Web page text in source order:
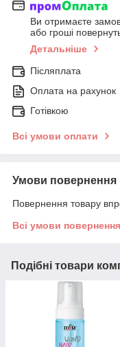
Ви отримаєте
або гроші
Детальніше
Післяплата
Оплата на рахунок
Готівкою
Всі умови оплати
Умови повернення
Повернення товару
Всі умови повернення
Подібні товари